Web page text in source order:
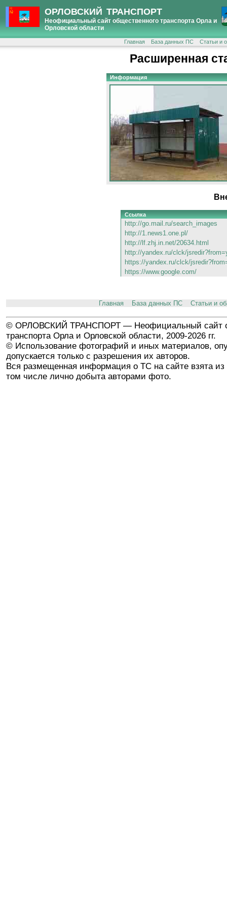
ОРЛОВСКИЙ ТРАНСПОРТ
Неофициальный сайт общественного транспорта Орла и
Орловской области
Главная База данных ПС Статьи и
Расширенная
Информация
Ссылка
http://go.mail.ru/search_images
http://1.news1.one.pl/
http://lf.zhj.in.net/20634.html
http://yandex.ru/clck/
https://yandex.ru/clck/
https://www.google.com/
Главная База данных ПС Статьи и
© ОРЛОВСКИЙ ТРАНСПОРТ — Неофициальный сайт
транспорта Орла и Орловской области, 2009-2026 гг.
© Использование фотографий и иных материалов,
допускается только с разрешения их авторов.
Вся размещенная информация о ТС на сайте взята из
том числе лично добыта авторами фото.